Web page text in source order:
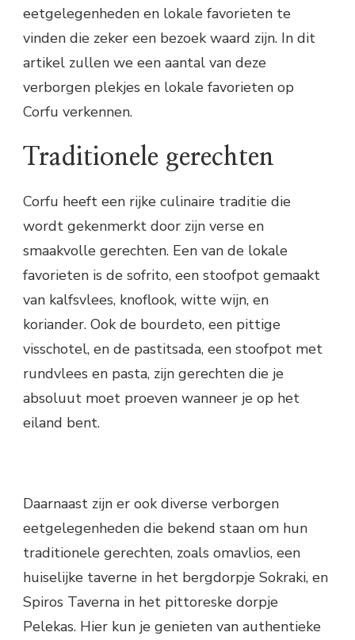
eetgelegenheden en lokale favorieten te
vinden die zeker een bezoek waard zijn. In dit
artikel zullen we een aantal van deze
verborgen plekjes en lokale favorieten op
Corfu verkennen.
Traditionele gerechten
Corfu heeft een rijke culinaire traditie die
wordt gekenmerkt door zijn verse en
smaakvolle gerechten. Een van de lokale
favorieten is de sofrito, een stoofpot gemaakt
van kalfsvlees, knoflook, witte wijn, en
koriander. Ook de bourdeto, een pittige
visschotel, en de pastitsada, een stoofpot met
rundvlees en pasta, zijn gerechten die je
absoluut moet proeven wanneer je op het
eiland bent.
Daarnaast zijn er ook diverse verborgen
eetgelegenheden die bekend staan om hun
traditionele gerechten, zoals omavlios, een
huiselijke taverne in het bergdorpje Sokraki, en
Spiros Taverna in het pittoreske dorpje
Pelekas. Hier kun je genieten van authentieke